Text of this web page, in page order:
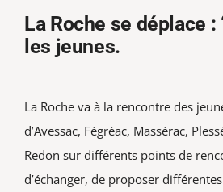
La Roche se déplace :
les jeunes.
La Roche va à la rencontre des
d’Avessac, Fégréac, Massérac,
Redon sur différents points de
d’échanger, de proposer